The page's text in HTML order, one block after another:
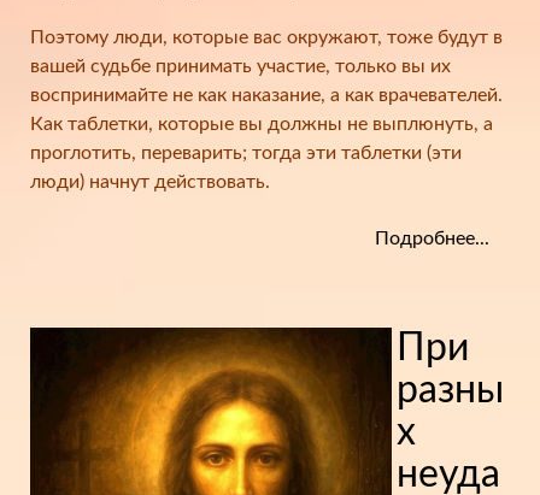
Поэтому люди, которые вас окружают, тоже будут в
вашей судьбе принимать участие, только вы их
воспринимайте не как наказание, а как врачевателей.
Как таблетки, которые вы должны не выплюнуть, а
проглотить, переварить; тогда эти таблетки (эти
люди) начнут действовать.
Подробнее...
При
разны
х
неуда